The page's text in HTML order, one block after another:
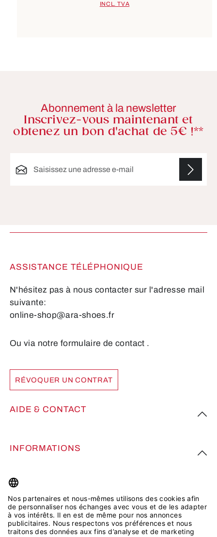
INCL. TVA
Abonnement à la newsletter
Inscrivez-vous maintenant et
obtenez un bon d'achat de 5€ !**
ASSISTANCE TÉLÉPHONIQUE
N'hésitez pas à nous contacter sur l'adresse mail
suivante:
online-shop@ara-shoes.fr
Ou via notre formulaire de contact .
RÉVOQUER UN CONTRAT
AIDE & CONTACT
INFORMATIONS
PLUS D’INSPIRATION